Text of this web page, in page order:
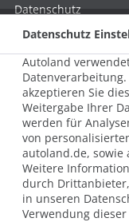
© 2026 AUTOLAND 24 SE & Co.
Werner-von-Siemens-Str. 2,
Datenschutz
Hinweisgebersystem
Beschwerde nach
Grundsatzerklärung
Datenschutz
Autoland
akzeptieren Sie
Weitergabe Ihrer
werden für
von
autoland.de,
Weitere
durch
in unseren
Verwendung